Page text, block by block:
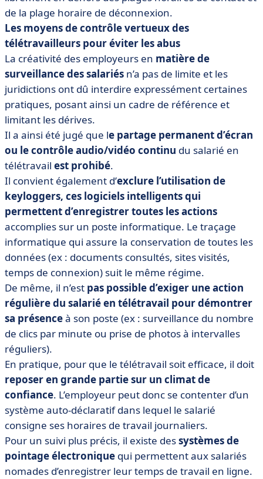
de la plage horaire de déconnexion.
Les moyens de contrôle vertueux des
télétravailleurs pour éviter les abus
La créativité des employeurs en matière de
surveillance des salariés n’a pas de limite et les
juridictions ont dû interdire expressément certaines
pratiques, posant ainsi un cadre de référence et
limitant les dérives.
Il a ainsi été jugé que le partage permanent d’écran
ou le contrôle audio/vidéo continu du salarié en
télétravail est prohibé.
Il convient également d’exclure l’utilisation de
keyloggers, ces logiciels intelligents qui
permettent d’enregistrer toutes les actions
accomplies sur un poste informatique. Le traçage
informatique qui assure la conservation de toutes les
données (ex : documents consultés, sites visités,
temps de connexion) suit le même régime.
De même, il n’est pas possible d’exiger une action
régulière du salarié en télétravail pour démontrer
sa présenceà son poste (ex : surveillance du nombre
de clics par minute ou prise de photos à intervalles
réguliers).
En pratique, pour que le télétravail soit efficace, il doit
reposer en grande partie sur un climat de
confiance. L’employeur peut donc se contenter d’un
système auto-déclaratif dans lequel le salarié
consigne ses horaires de travail journaliers.
Pour un suivi plus précis, il existe dessystèmes de
pointage électronique qui permettent aux salariés
nomades d’enregistrer leur temps de travail en ligne.